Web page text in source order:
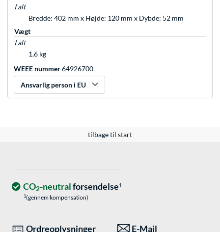
I alt
Bredde: 402 mm x Højde: 120 mm x Dybde: 52 mm
Vægt
I alt
1,6 kg
WEEE nummer64926700
Ansvarlig person i EU
tilbage til start
CO2-neutralforsendelse1
1(gennem kompensation)
Ordreoplysninger E-Mail